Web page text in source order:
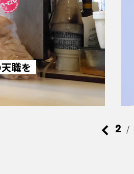
職を
2 /